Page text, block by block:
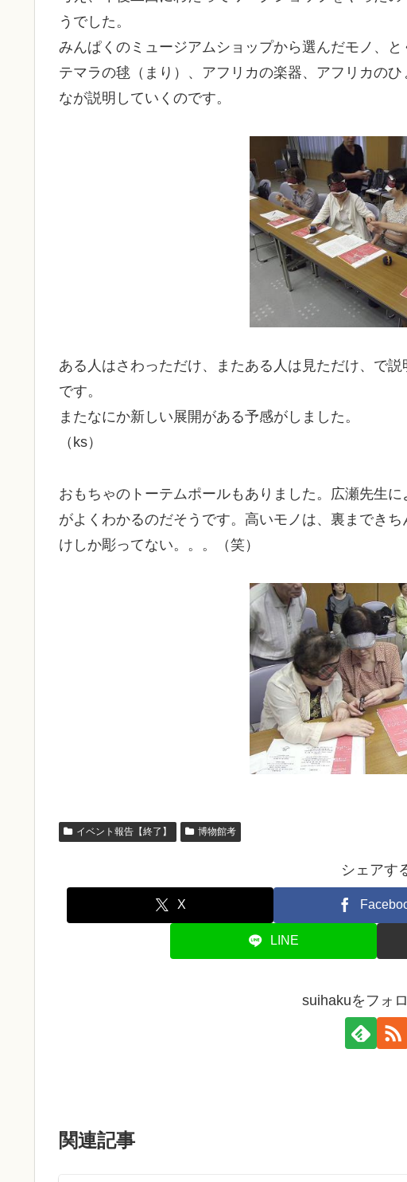
うでした。
みんぱくのミュージアムショップから選んだモノ、
テマラの毬（まり）、アフリカの楽器、アフリカの
なが説明していくのです。
ある人はさわっただけ、またある人は見ただけ、で
です。
またなにか新しい展開がある予感がしました。
（ks）
おもちゃのトーテムポールもありました。広瀬先生
がよくわかるのだそうです。高いモノは、裏までき
けしか彫ってない。。。（笑）
イベント報告【終了】 博物館考
シェアす
X
LINE
suihakuをフォ
関連記事